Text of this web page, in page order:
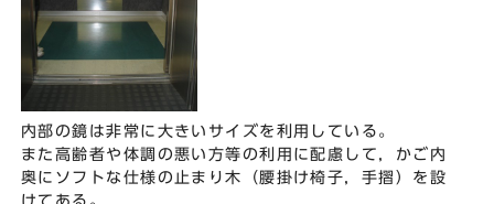
内部の鏡は非常に大きいサイズを利用している。
また高齢者や体調の悪い方等の利用に配慮して，かご内
奥にソフトな仕様の止まり木（腰掛け椅子，手摺）を設
けてある。